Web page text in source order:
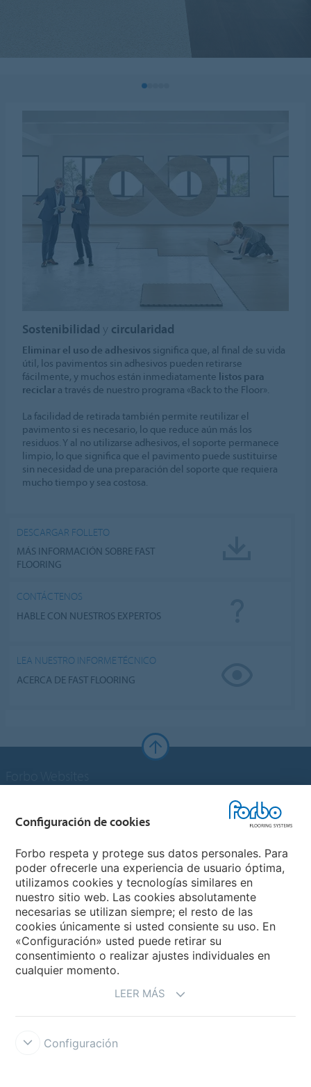
Sostenibilidad y circularidad
Eliminar el uso de adhesivos significa que, al final de su vida
útil, los pavimentos sin adhesivos pueden retirarse
fácilmente, y muchos están inmediatamente listos para
reciclar a través de nuestro programa «Back to the Floor».
La facilidad de retirada también permite reutilizar el
pavimento si es necesario, lo que reduce aún más los
residuos. Y al no utilizarse adhesivos, el soporte permanece
limpio, lo que significa que el pavimento puede sustituirse
sin necesidad de una preparación del soporte que requiera
mucho tiempo y sea costosa.
DESCARGAR FOLLETO
MÁS INFORMACIÓN SOBRE FAST
FLOORING
CONTÁCTENOS
HABLE CON NUESTROS EXPERTOS
LEA NUESTRO INFORME TÉCNICO
ACERCA DE FAST FLOORING
Forbo Flooring Systems
Forbo Movement Systems
Selecciona un país
Configuración de cookies
Forbo respeta y protege sus datos personales. Para
poder ofrecerle una experiencia de usuario óptima,
utilizamos cookies y tecnologías similares en
nuestro sitio web. Las cookies absolutamente
necesarias se utilizan siempre; el resto de las
cookies únicamente si usted consiente su uso. En
«Configuración» usted puede retirar su
consentimiento o realizar ajustes individuales en
cualquier momento.
LEER MÁS
Configuración